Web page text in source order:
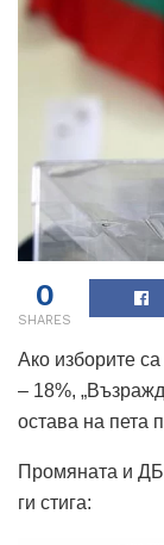
0
SHARES
Ако изборите
– 18%,
остава на пета
Промяната и ДБ
ги стига: